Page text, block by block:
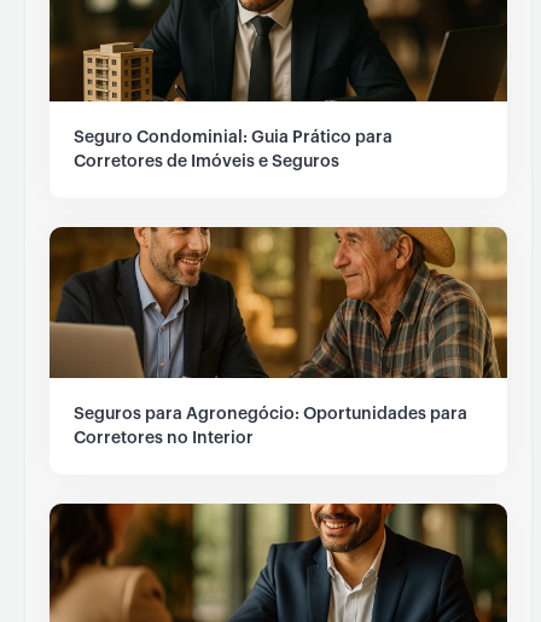
Seguro Condominial: Guia Prático para
Corretores de Imóveis e Seguros
Seguros para Agronegócio: Oportunidades para
Corretores no Interior